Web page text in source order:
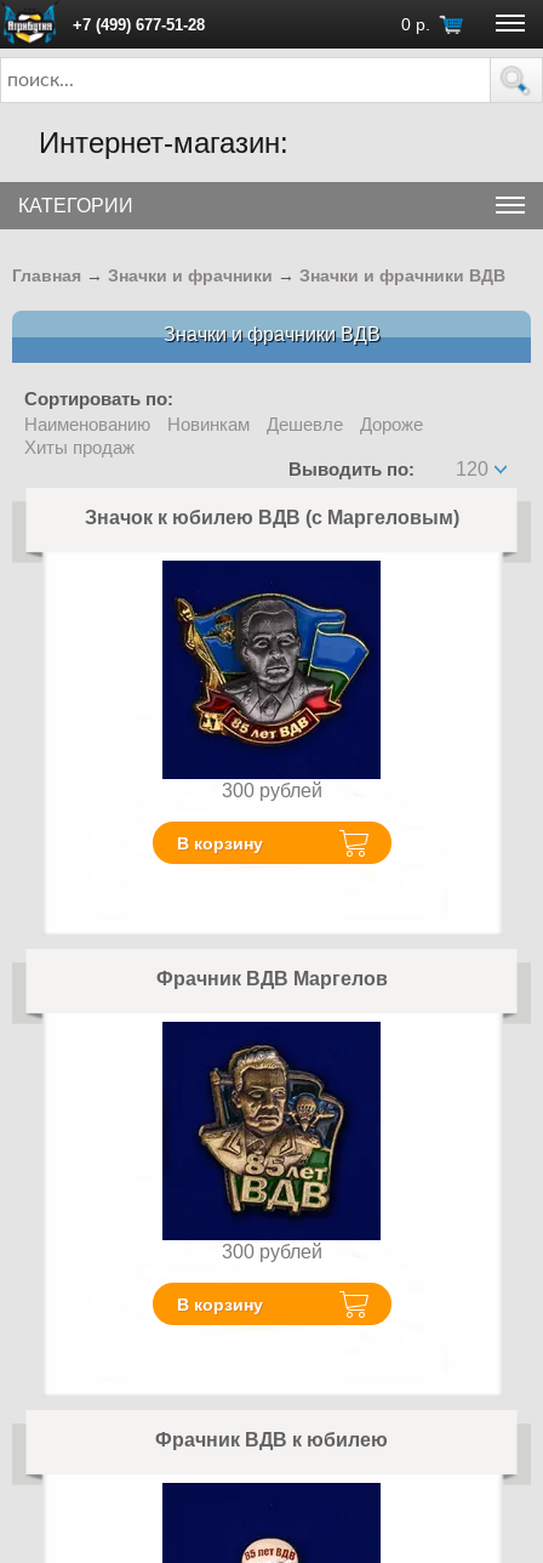
+7 (499) 677-51-28 0 р.
ПН - ПТ с 10:00 до 18:00 (Москва)
Интернет-магазин:
КАТЕГОРИИ
Главная → Значки и фрачники → Значки и фрачники ВДВ
Значки и фрачники ВДВ
Сортировать по:
Наименованию
Новинкам Дешевле
Дороже
Хиты продаж
Выводить по:
120
Значок к юбилею ВДВ (с Маргеловым)
300 рублей
В корзину
Фрачник ВДВ Маргелов
300 рублей
В корзину
Фрачник ВДВ к юбилею